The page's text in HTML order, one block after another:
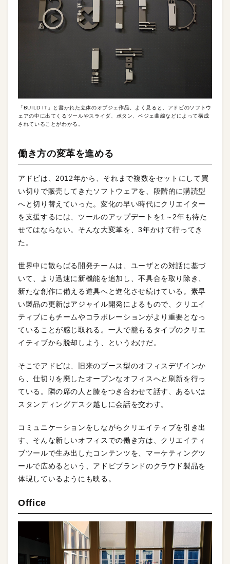
「BUILD IT」と書かれた立体のオブジェ作品。よく見ると、アドビのソフトウ
ェアの中に出てくるツールやスライダ、ボタン、ベジェ曲線などによって構成
されていることがわかる。
働き方の変革を進める
アドビは、2012年から、それまで複数をセットにして買
い切りで販売してきたソフトウェアを、段階的に購読型
へと切り替えていった。変化の早い時代にクリエイター
を支援するには、ツールのアップデートを1～2年も待た
せてはならない。そんな大変革を、3年かけて行ってき
た。
世界中に散らばる開発チームは、ユーザとの対話に基づ
いて、より迅速に新機能を追加し、不具合を取り除き、
新たな創作に備える道具へと進化させ続けている。素早
い製品の更新はアジャイル開発によるもので、クリエイ
ティブにもチームやコラボレーションがより重要となっ
ていることが感じ取れる。一人で籠もるタイプのクリエ
イティブから脱却しよう、というわけだ。
そこでアドビは、旧来のブース型のオフィスデザインか
ら、仕切りを廃したオープンなオフィスへと刷新を行っ
ている。隣の席の人と膝をつき合わせて話す、あるいは
スタンディングデスク越しに会話を交わす。
コミュニケーションをしながらクリエイティブを引き出
す、そんな新しいオフィスでの働き方は、クリエイティ
ブツールで生み出したコンテンツを、マーケティングツ
ールで広めるという、アドビブランドのクラウド製品を
体現しているようにも映る。
Office